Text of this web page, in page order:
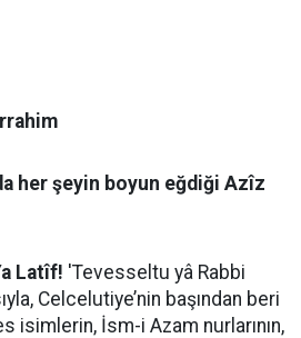
her şeyin boyun eğdiği Azîz
Latîf! 'Tevesseltu yâ Rabbi
Celcelutiye’nin başından beri
isimlerin, İsm-i Azam nurlarının,